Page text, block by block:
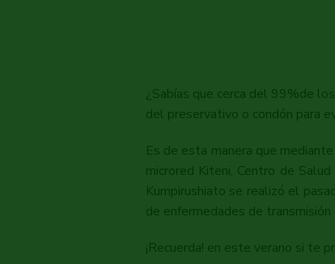
¿Sabías que cerca del 99%de
del preservativo o condón para
Es de esta manera que
microred Kiteni, Centro de
Kumpirushiato se realizó el
de enfermedades de
¡Recuerda! en este verano si te